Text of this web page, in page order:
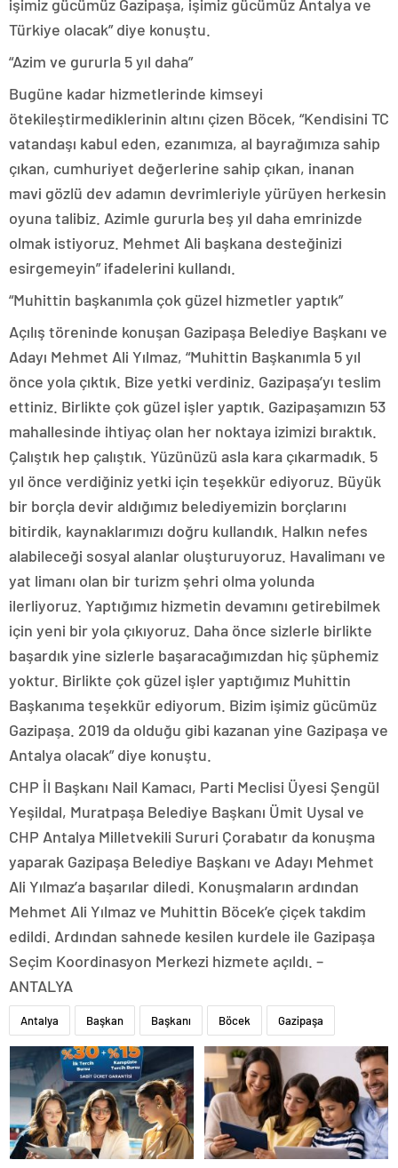
işimiz gücümüz Gazipaşa, işimiz gücümüz Antalya ve
Türkiye olacak” diye konuştu.
“Azim ve gururla 5 yıl daha”
Bugüne kadar hizmetlerinde kimseyi
ötekileştirmediklerinin altını çizen Böcek, “Kendisini TC
vatandaşı kabul eden, ezanımıza, al bayrağımıza sahip
çıkan, cumhuriyet değerlerine sahip çıkan, inanan
mavi gözlü dev adamın devrimleriyle yürüyen herkesin
oyuna talibiz. Azimle gururla beş yıl daha emrinizde
olmak istiyoruz. Mehmet Ali başkana desteğinizi
esirgemeyin” ifadelerini kullandı.
“Muhittin başkanımla çok güzel hizmetler yaptık”
Açılış töreninde konuşan Gazipaşa Belediye Başkanı ve
Adayı Mehmet Ali Yılmaz, “Muhittin Başkanımla 5 yıl
önce yola çıktık. Bize yetki verdiniz. Gazipaşa’yı teslim
ettiniz. Birlikte çok güzel işler yaptık. Gazipaşamızın 53
mahallesinde ihtiyaç olan her noktaya izimizi bıraktık.
Çalıştık hep çalıştık. Yüzünüzü asla kara çıkarmadık. 5
yıl önce verdiğiniz yetki için teşekkür ediyoruz. Büyük
bir borçla devir aldığımız belediyemizin borçlarını
bitirdik, kaynaklarımızı doğru kullandık. Halkın nefes
alabileceği sosyal alanlar oluşturuyoruz. Havalimanı ve
yat limanı olan bir turizm şehri olma yolunda
ilerliyoruz. Yaptığımız hizmetin devamını getirebilmek
için yeni bir yola çıkıyoruz. Daha önce sizlerle birlikte
başardık yine sizlerle başaracağımızdan hiç şüphemiz
yoktur. Birlikte çok güzel işler yaptığımız Muhittin
Başkanıma teşekkür ediyorum. Bizim işimiz gücümüz
Gazipaşa. 2019 da olduğu gibi kazanan yine Gazipaşa ve
Antalya olacak” diye konuştu.
CHP İl Başkanı Nail Kamacı, Parti Meclisi Üyesi Şengül
Yeşildal, Muratpaşa Belediye Başkanı Ümit Uysal ve
CHP Antalya Milletvekili Sururi Çorabatır da konuşma
yaparak Gazipaşa Belediye Başkanı ve Adayı Mehmet
Ali Yılmaz’a başarılar diledi. Konuşmaların ardından
Mehmet Ali Yılmaz ve Muhittin Böcek’e çiçek takdim
edildi. Ardından sahnede kesilen kurdele ile Gazipaşa
Seçim Koordinasyon Merkezi hizmete açıldı. –
ANTALYA
Antalya Başkan Başkanı Böcek Gazipaşa